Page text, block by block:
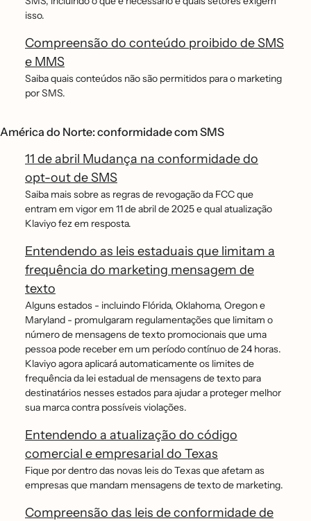
isso.
Compreensão do conteúdo proibido de SMS
e MMS
Saiba quais conteúdos não são permitidos para o marketing
por SMS.
América do Norte: conformidade com SMS
11 de abril Mudança na conformidade do
opt-out de SMS
Saiba mais sobre as regras de revogação da FCC que
entram em vigor em 11 de abril de 2025 e qual atualização
Klaviyo fez em resposta.
Entendendo as leis estaduais que limitam a
frequência do marketing mensagem de
texto
Alguns estados - incluindo Flórida, Oklahoma, Oregon e
Maryland - promulgaram regulamentações que limitam o
número de mensagens de texto promocionais que uma
pessoa pode receber em um período contínuo de 24 horas.
Klaviyo agora aplicará automaticamente os limites de
frequência da lei estadual de mensagens de texto para
destinatários nesses estados para ajudar a proteger melhor
sua marca contra possíveis violações.
Entendendo a atualização do código
comercial e empresarial do Texas
Fique por dentro das novas leis do Texas que afetam as
empresas que mandam mensagens de texto de marketing.
Compreensão das leis de conformidade de